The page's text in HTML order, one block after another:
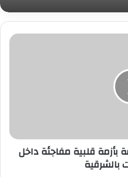
حماية للمستهلك.. حملات بيطرية تظبط 223 طن
وخطط التوسع
بأزمة قلبية مفاجئة داخل
بالشرقية